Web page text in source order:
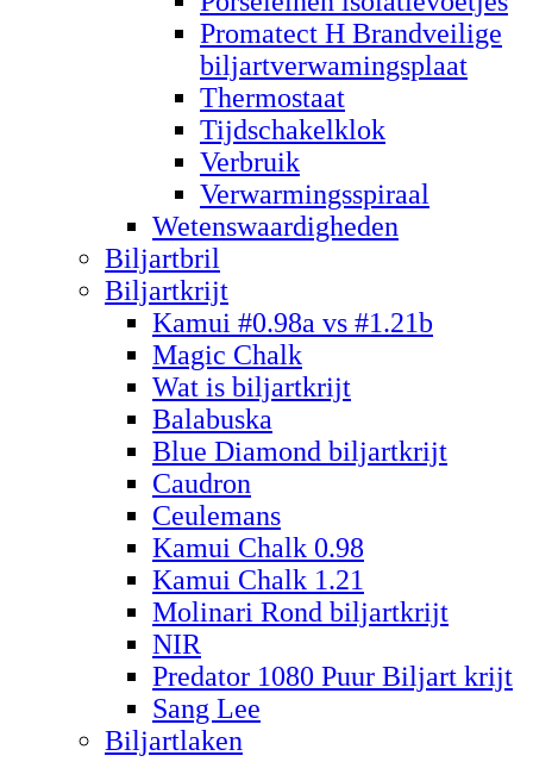
Promatect H Brandveilige
biljartverwamingsplaat
Thermostaat
Tijdschakelklok
Verbruik
Verwarmingsspiraal
Wetenswaardigheden
Biljartbril
Biljartkrijt
Kamui #0.98a vs #1.21b
Magic Chalk
Wat is biljartkrijt
Balabuska
Blue Diamond biljartkrijt
Caudron
Ceulemans
Kamui Chalk 0.98
Kamui Chalk 1.21
Molinari Rond biljartkrijt
NIR
Predator 1080 Puur Biljart krijt
Sang Lee
Biljartlaken